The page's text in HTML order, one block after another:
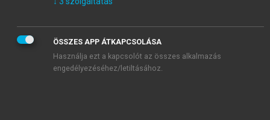
KIPRÓBÁLOM
ÖSSZES APP ÁTKAPCSOLÁSA
Használja ezt a kapcsolót az összes alkalmazás
engedélyezéséhez/letiltásához.